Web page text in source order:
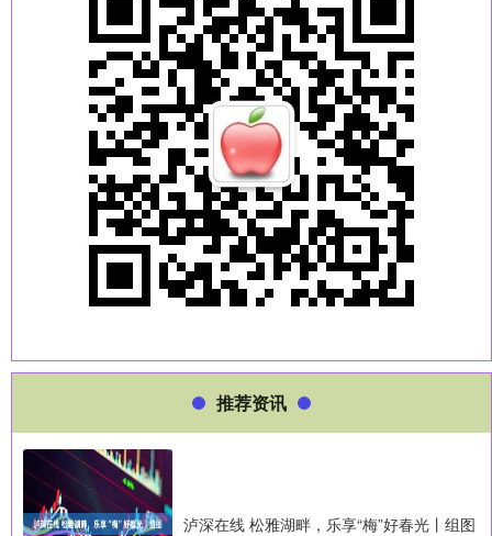
推荐资讯
泸深在线 松雅湖畔，乐享“梅”好春光丨组图